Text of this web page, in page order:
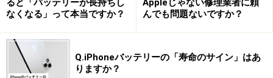
「利用可能なカード」から「交通系ICカード」をタッ
プ。ICOCA／PASMO／Suicaから、該当のカードを選択
ると「バッテリーが長持ちし
なくなる」って本当ですか？
Appleじゃない修理業者に頼
んでも問題ないですか？
Q.iPhoneバッテリーの「寿命のサイン」はあ
りますか？